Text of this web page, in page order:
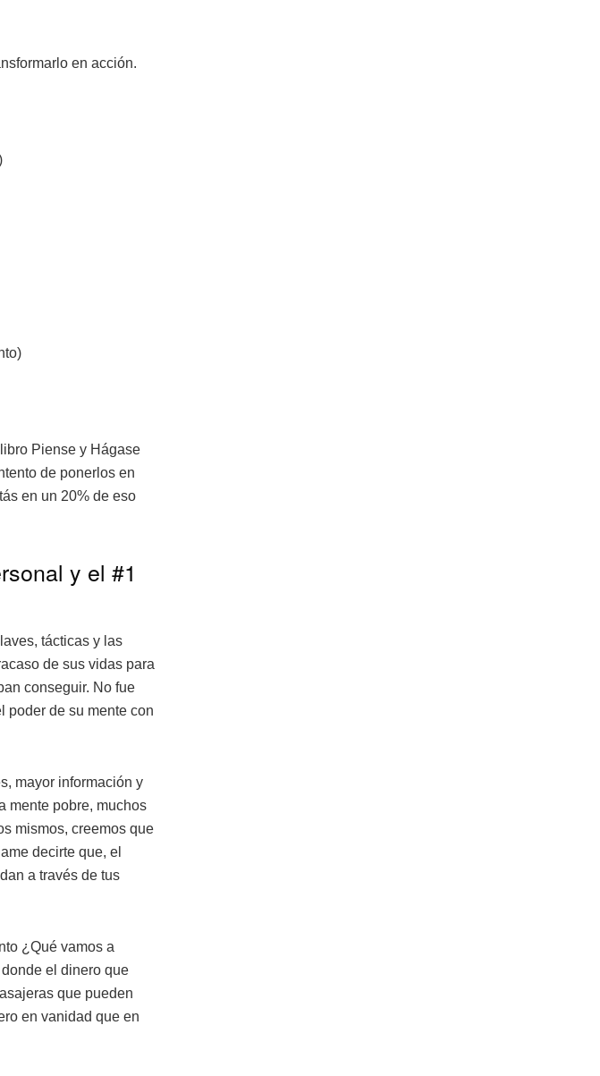
en acción.
Piense y Hágase
de ponerlos en
en un 20% de eso
y el #1
tácticas y las
de sus vidas para
conseguir. No fue
poder de su mente con
mayor información y
mente pobre, muchos
mismos, creemos que
decirte que, el
a través de tus
¿Qué vamos a
el dinero que
que pueden
en vanidad que en